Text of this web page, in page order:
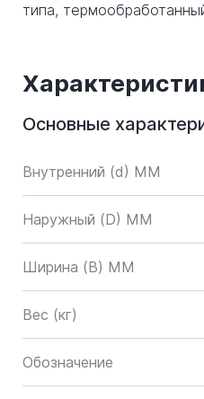
типа,
Основные
Внутренний (d) ММ
Наружный (D) ММ
Ширина (B) MM
Вес (кг)
Обозначение